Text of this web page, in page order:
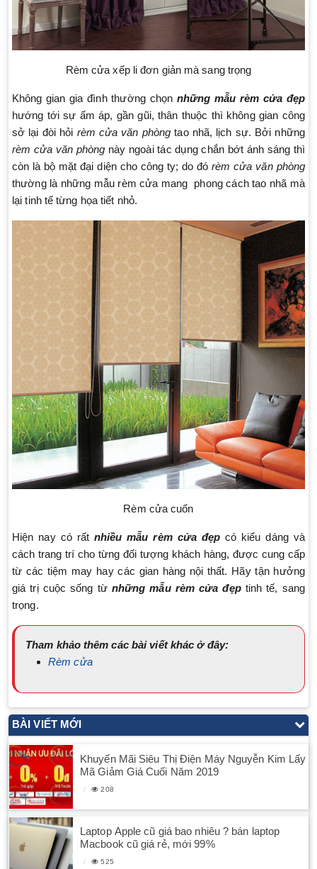
Rèm cửa xếp li đơn giản mà sang trọng
Không gian gia đình thường chọn những mẫu rèm cửa đẹp
hướng tới sự ấm áp, gần gũi, thân thuộc thì không gian công
sở lại đòi hỏi rèm cửa văn phòng tao nhã, lịch sự. Bởi những
rèm cửa văn phòng này ngoài tác dụng chắn bớt ánh sáng thì
còn là bộ mặt đại diện cho công ty; do đórèm cửa văn phòng
thường là những mẫu rèm cửa mang phong cách tao nhã mà
lại tinh tế từng họa tiết nhỏ.
Rèm cửa cuốn
Hiện nay có rất nhiều mẫu rèm cửa đẹp có kiểu dáng và
cách trang trí cho từng đối tượng khách hàng, được cung cấp
từ các tiệm may hay các gian hàng nội thất. Hãy tận hưởng
giá trị cuộc sống từ những mẫu rèm cửa đẹptinh tế, sang
trọng.
Tham khảo thêm các bài viết khác ở đây:
Rèm cửa
BÀI VIẾT MỚI
Khuyến Mãi Siêu Thị Điện Máy Nguyễn Kim Lấy
Mã Giảm Giá Cuối Năm 2019
208
Laptop Apple cũ giá bao nhiêu ? bán laptop
Macbook cũ giá rẻ, mới 99%
525